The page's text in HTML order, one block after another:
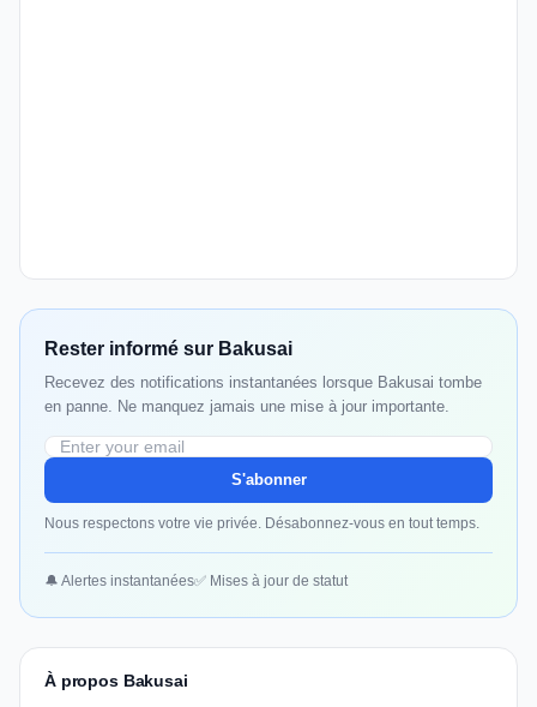
Rester informé sur Bakusai
Recevez des notifications instantanées lorsque Bakusai tombe
en panne. Ne manquez jamais une mise à jour importante.
S'abonner
Nous respectons votre vie privée. Désabonnez-vous en tout temps.
🔔 Alertes instantanées✅ Mises à jour de statut
À propos Bakusai